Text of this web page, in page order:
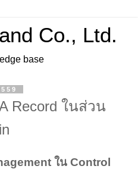
Co., Ltd.
base
Record ในส่วน
ใน Control